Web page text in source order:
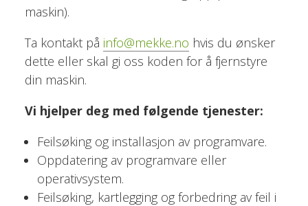
maskin).
Ta kontakt på info@mekke.no hvis du ønsker
dette eller skal gi oss koden for å fjernstyre
din maskin.
Vi hjelper deg med følgende tjenester:
Feilsøking og installasjon av programvare.
Oppdatering av programvare eller
operativsystem.
Feilsøking, kartlegging og forbedring av feil i